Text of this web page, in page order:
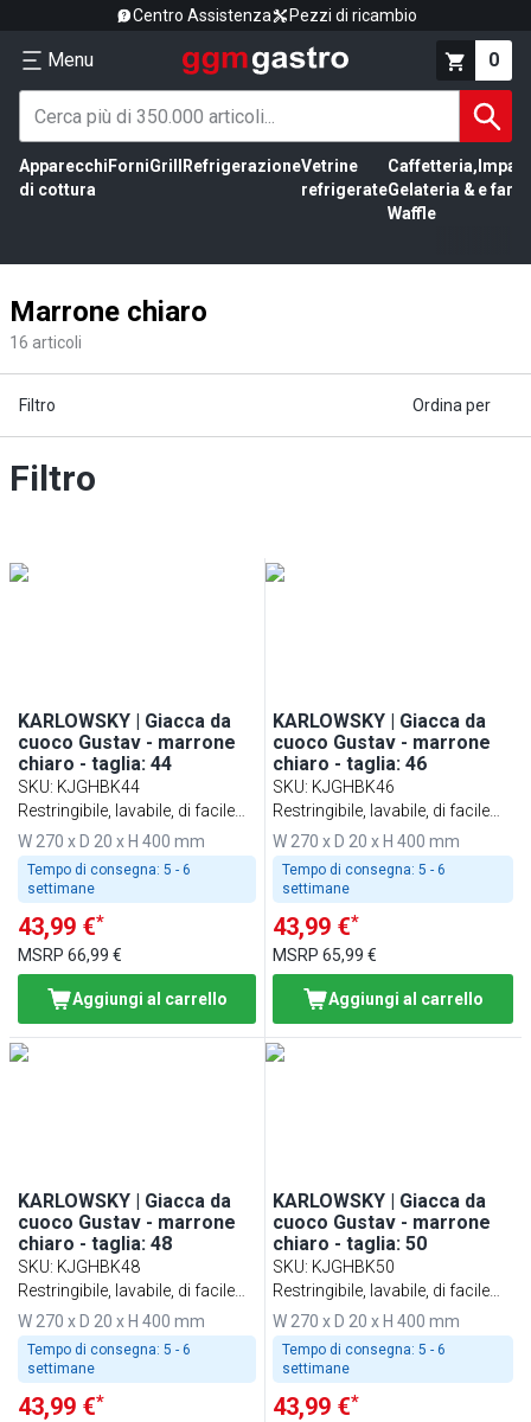
Centro Assistenza Pezzi di ricambio
Menu 0
Apparecchi
di cottura
ForniGrill RefrigerazioneVetrine
refrigerate
Caffetteria,
Gelateria &
Waffle
e
Marrone chiaro
16 articoli
Filtro Ordina per
Filtro
KARLOWSKY | Giacca da
cuoco Gustav - marrone
chiaro - taglia: 44
SKU: KJGHBK44
Restringibile, lavabile, di facile
manutenzione
W 270 x D 20 x H 400 mm
Tempo di consegna: 5 - 6
settimane
43,99 €*
MSRP 66,99 €
Aggiungi al carrello
KARLOWSKY | Giacca da
cuoco Gustav - marrone
chiaro - taglia: 46
SKU: KJGHBK46
Restringibile, lavabile, di facile
manutenzione
W 270 x D 20 x H 400 mm
Tempo di consegna: 5 - 6
settimane
43,99 €*
MSRP65,99 €
Aggiungi al carrello
KARLOWSKY | Giacca da
cuoco Gustav - marrone
chiaro - taglia: 48
SKU: KJGHBK48
Restringibile, lavabile, di facile
manutenzione
W 270 x D 20 x H 400 mm
Tempo di consegna: 5 - 6
settimane
43,99 €*
KARLOWSKY | Giacca da
cuoco Gustav - marrone
chiaro - taglia: 50
SKU: KJGHBK50
Restringibile, lavabile, di facile
manutenzione
W 270 x D 20 x H 400 mm
Tempo di consegna: 5 - 6
settimane
43,99 €*